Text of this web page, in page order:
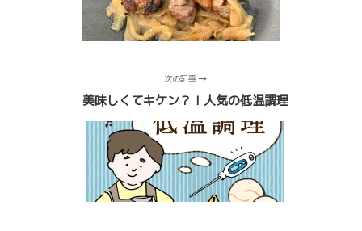
次の記事
美味しくてキケン？！人気の低温調理